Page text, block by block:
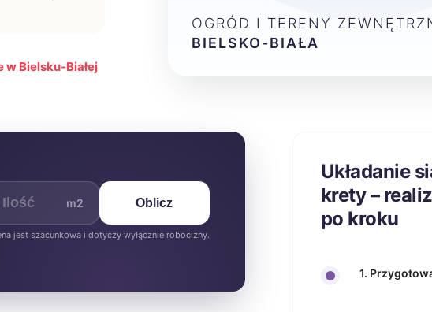
Bielsku-Białej
OGRÓD I TERENY
BIELSKO-BIAŁA
m2 Oblicz
jest szacunkowa i dotyczy wyłącznie robocizny.
Układanie
krety –
po kroku
1.